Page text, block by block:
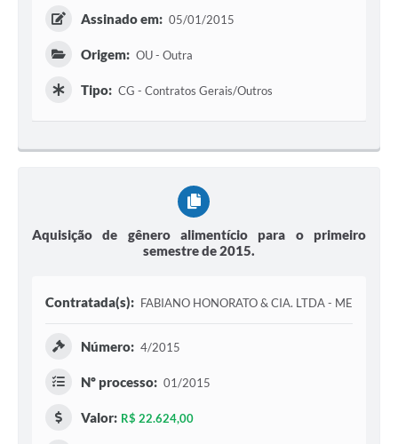
Assinado em: 05/01/2015
Origem: OU - Outra
Tipo: CG - Contratos Gerais/Outros
Aquisição de gênero alimentício para o primeiro
semestre de 2015.
Contratada(s): FABIANO HONORATO & CIA. LTDA - ME
Número: 4/2015
Nº processo: 01/2015
Valor: R$ 22.624,00